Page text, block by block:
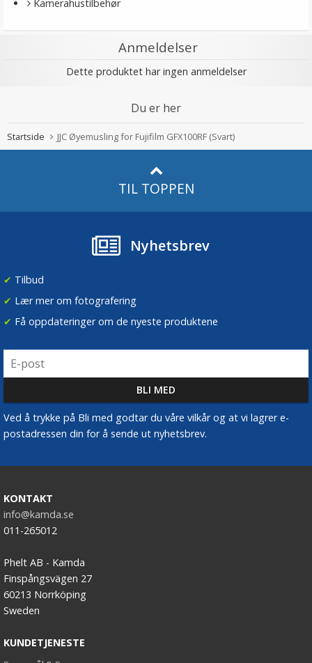
Kamerahustilbehør
Anmeldelser
Dette produktet har ingen anmeldelser
Du er her
Startside JJC Øyemusling for Fujifilm GFX100RF (Svart)
TIL TOPPEN
Nyhetsbrev
✔ Tilbud
✔ Lær mer om fotografering
✔ Få oppdateringer om de nyeste produktene
Ved å trykke på Bli med godtar du våre vilkår og at vi lagrer e-
postadressen din for å sende ut nyhetsbrev.
KONTAKT
info@kamda.se
011-265012
Phelt AB - Kamda
Finspångsvägen 27
60213 Norrköping
Sweden
KUNDETJENESTE